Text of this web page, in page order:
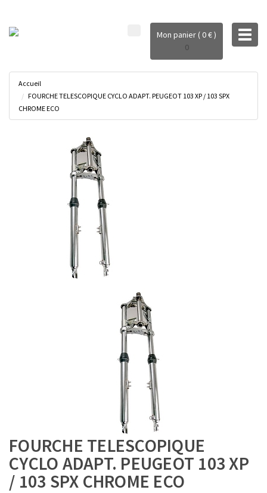
Mon panier ( 0 € )
0
Accueil
FOURCHE TELESCOPIQUE CYCLO ADAPT. PEUGEOT 103 XP / 103 SPX
CHROME ECO
FOURCHE TELESCOPIQUE
CYCLO ADAPT. PEUGEOT 103 XP
/ 103 SPX CHROME ECO